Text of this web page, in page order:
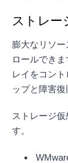
ストレー
膨大なリソ
ロールでき
レイをコン
ップと障害復
ストレージ
す。